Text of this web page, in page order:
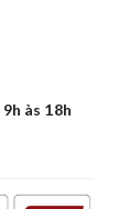
às 18h